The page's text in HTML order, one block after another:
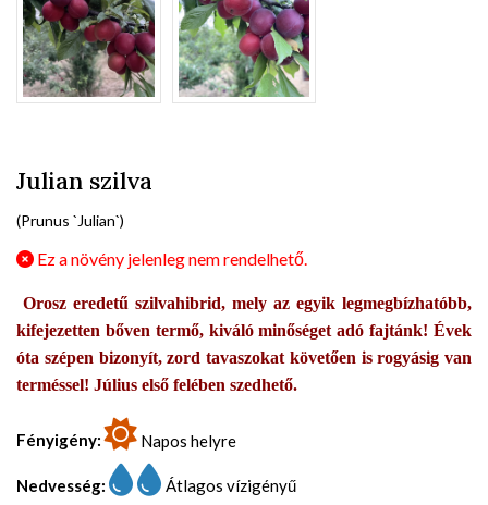
Julian szilva
(Prunus `Julian`)
Ez a növény jelenleg nem rendelhető.
Orosz eredetű szilvahibrid, mely az egyik legmegbízhatóbb,
kifejezetten bőven termő, kiváló minőséget adó fajtánk! Évek
óta szépen bizonyít, zord tavaszokat követően is rogyásig van
terméssel! Július első felében szedhető.
Fényigény: Napos helyre
Nedvesség:
Átlagos vízigényű